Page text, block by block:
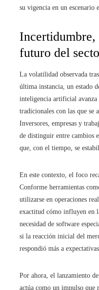
su vigencia en un escenario
futuro del
La volatilidad observada
última instancia, un estado
inteligencia artificial avanza
tradicionales con las que se
Inversores, empresas y
de distinguir entre cambios
que, con el tiempo, se
En este contexto, el foco
Conforme herramientas
utilizarse en operaciones
exactitud cómo influyen en
necesidad de software
si la reacción inicial del
respondió más a
Por ahora, el lanzamiento
actúa como un impulso que